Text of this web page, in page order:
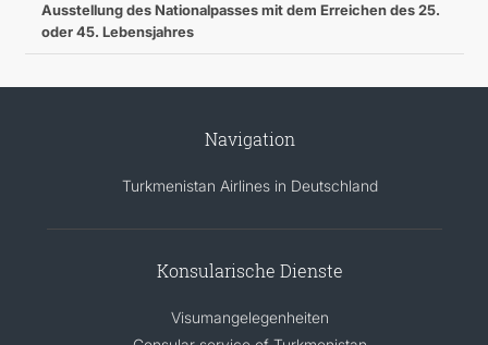
Ausstellung des Nationalpasses mit dem Erreichen des 25.
oder 45. Lebensjahres
Navigation
Turkmenistan Airlines in Deutschland
Konsularische Dienste
Visumangelegenheiten